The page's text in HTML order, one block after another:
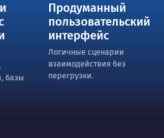
базы
Продуманный
пользовательский
интерфейс
Логичные сценарии
взаимодействия без
перегрузки.